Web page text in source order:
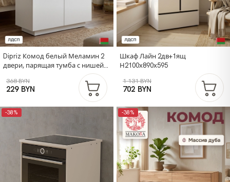
Dipriz Комод белый Меламин 2
двери, парящая тумба с нишей
90х42х80 см, белый/артизан
368 BYN
229 BYN
Шкаф Лайн 2дв+1ящ
Н2100х890х595
1 131 BYN
702 BYN
-38% -38%